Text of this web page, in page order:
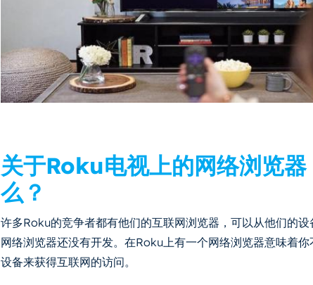
关于Roku电视上的网络浏览
么？
许多Roku的竞争者都有他们的互联网浏览器，可以从他们的
网络浏览器还没有开发。在Roku上有一个网络浏览器意味着
设备来获得互联网的访问。